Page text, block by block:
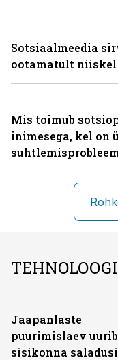
Sotsiaalmeedia
ootamatult niiskel
Mis toimub
inimesega, kel on
Jaapanlaste
puurimislaev
sisikonna saladusi